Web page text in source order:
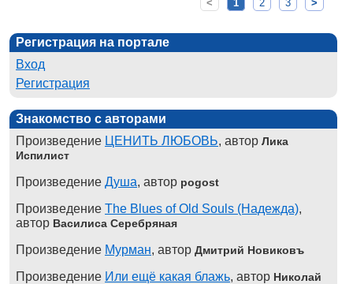
< 1 2 3 >
Регистрация на портале
Вход
Регистрация
Знакомство с авторами
Произведение ЦЕНИТЬ ЛЮБОВЬ, автор Лика
Испилист
Произведение Душа, автор pogost
Произведение The Blues of Old Souls (Надежда),
автор Василиса Серебряная
Произведение Мурман, автор Дмитрий Новиковъ
Произведение Или ещё какая блажь, автор Николай